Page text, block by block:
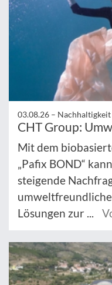
03.08.26 – Nachhaltigkeit
CHT Group:
Mit dem
„Pafix BOND“
steigende
Lösungen zur ...